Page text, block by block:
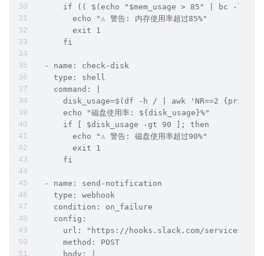
if (( $(echo "$mem_usage > 85" | bc -l)
        echo "⚠️ 警告: 内存使用率超过85%"
        exit 1
      fi
  - name: check-disk
    type: shell
    command: |
disk_usage=$(df -h / | awk 'NR==2 {print
      echo "磁盘使用率: ${disk_usage}%"
      if [ $disk_usage -gt 90 ]; then
        echo "⚠️ 警告: 磁盘使用率超过90%"
        exit 1
      fi
  - name: send-notification
    type: webhook
    condition: on_failure
    config:
url: "https://hooks.slack.com/services/
      method: POST
      body: |